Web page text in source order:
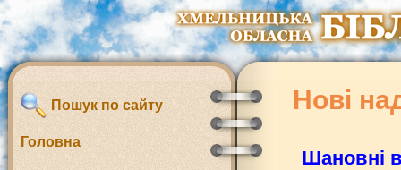
Пошук по сайту
Головна
Нові
Шановні